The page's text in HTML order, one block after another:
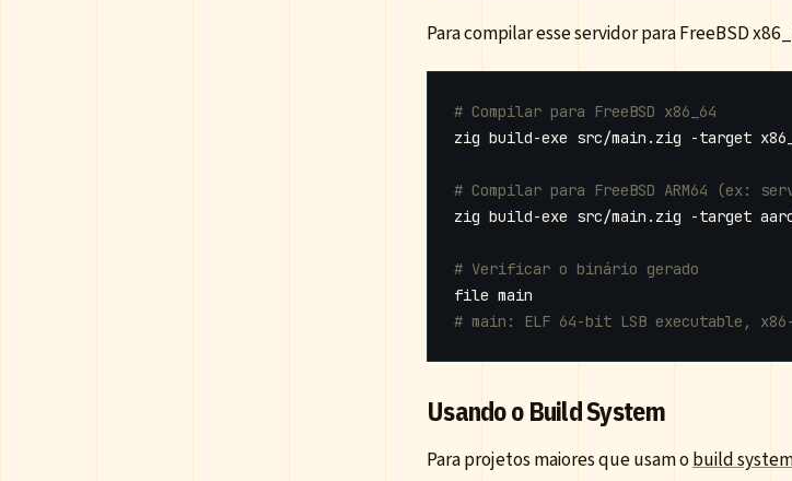
Para compilar esse servidor para FreeBSD
# Compilar para FreeBSD x86_64
# Compilar para FreeBSD ARM64 (ex:
# Verificar o binário gerado
# main: ELF 64-bit LSB executable,
Usando o Build System
Para projetos maiores que usam obuild